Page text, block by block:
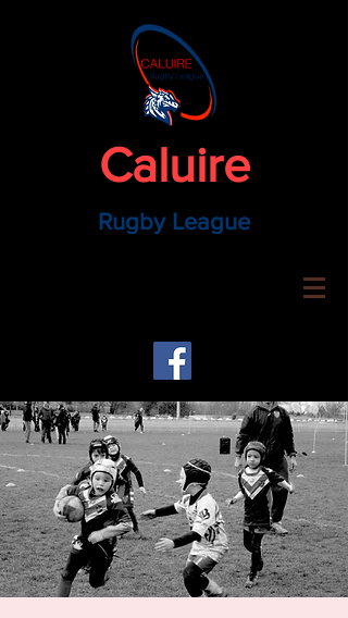
Caluire
Rugby League